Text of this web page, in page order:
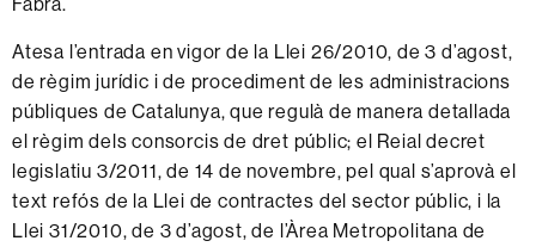
Atesa l’entrada en vigor de la Llei 26/2010, de 3 d’agost,
de règim jurídic i de procediment de les administracions
públiques de Catalunya, que regulà de manera detallada
el règim dels consorcis de dret públic; el Reial decret
legislatiu 3/2011, de 14 de novembre, pel qual s’aprovà el
text refós de la Llei de contractes del sector públic, i la
Llei 31/2010, de 3 d’agost, de l’Àrea Metropolitana de